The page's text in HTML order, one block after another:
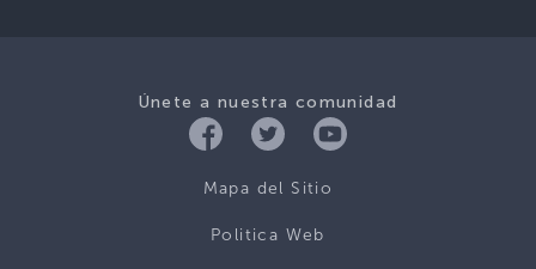
Únete a nuestra comunidad
Mapa del Sitio
Politica Web